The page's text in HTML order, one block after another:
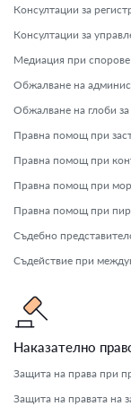
Консултации за
Консултации за
Медиация при спорове
Обжалване на
Обжалване на глоби
Правна помощ при
Правна помощ при
Правна помощ при
Правна помощ при
Съдебно
Съдействие при
Наказателно
Защита на права при
Защита на правата на